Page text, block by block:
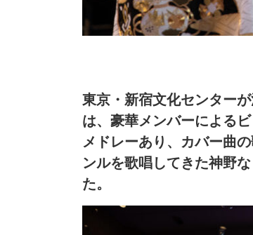
東京・新宿文化センター
は、豪華メンバーによる
メドレーあり、カバー曲
ンルを歌唱してきた神野
た。